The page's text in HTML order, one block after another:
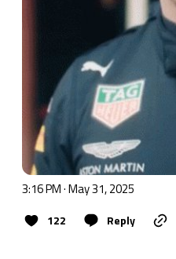
3:16 PM · May 31, 2025
122 Reply